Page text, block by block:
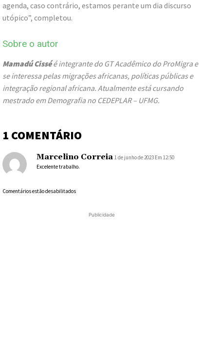
agenda, caso contrário, estamos perante um dia discurso
utópico”, completou.
Sobre o autor
Mamadú Cisséé integrante do GT Acadêmico do ProMigra e
se interessa pelas migrações africanas, políticas públicas e
integração regional africana. Atualmente está cursando
mestrado em Demografia no CEDEPLAR – UFMG.
1 COMENTÁRIO
Marcelino Correia 1 de junho de 2023 Em 12:50
Excelente trabalho.
Comentários estão desabilitados
Publicidade